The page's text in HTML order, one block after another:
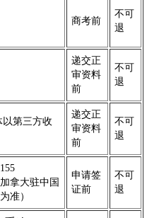
商考前
不可
退
递交正
审资料
前
不可
退
以第三方收
递交正
审资料
前
不可
退
拿大驻中国
准）
申请签
证前
不可
退